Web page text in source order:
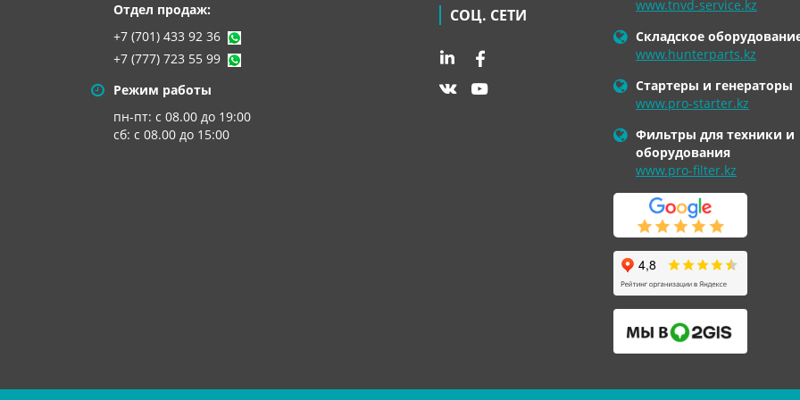
Отдел продаж:
+7 (701) 433 92 36
+7 (777) 723 55 99
Режим работы
пн-пт: с 08.00 до 19:00
сб: с 08.00 до 15:00
СОЦ. СЕТИ
www.tnvd-service.kz
Складское
www.hunterparts.kz
Стартеры и генераторы
www.pro-starter.kz
Фильтры для техники и
оборудования
www.pro-filter.kz